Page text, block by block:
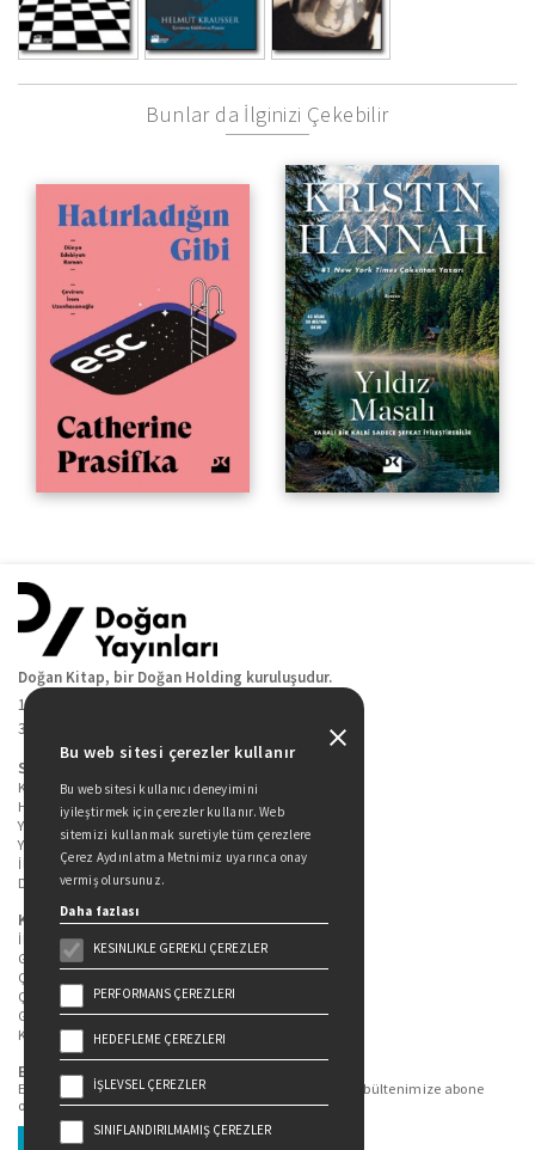
Bunlar da İlginizi Çekebilir
Doğan Kitap, bir Doğan Holding kuruluşudur.
19 Mayıs Cad. Golden Plaza No:1 Kat:10
34360 / Şişli / İstanbul
Sitede Yer Alan Sayfalar
Kitaplarımız
Hakkımızda
Yazarlarımız
Yazar Adayları İçin
İletişim
Duygu Asena Roman Ödülü
Kişisel Verilerin Korunması
İlgili Kişi Başvuru Formu
Genel Aydınlatma Metni
Çekiliş Aydınlatma Metni
Çerez Aydınlatma Metni
Gizlilik Politikası
Kullanım Şartları
Bizi Takip Edin...
En güncel kitap ve etkinliklerden haberdar olmak için bültenimize abone
olun.
Üye Ol
Bu web sitesi çerezler kullanır
Bu web sitesi kullanıcı deneyimini
iyileştirmek için çerezler kullanır. Web
sitemizi kullanmak suretiyle tüm çerezlere
Çerez Aydınlatma Metnimiz uyarınca onay
vermiş olursunuz.
Daha fazlası
KESINLIKLE GEREKLI ÇEREZLER
PERFORMANS ÇEREZLERI
HEDEFLEME ÇEREZLERI
İŞLEVSEL ÇEREZLER
SINIFLANDIRILMAMIŞ ÇEREZLER